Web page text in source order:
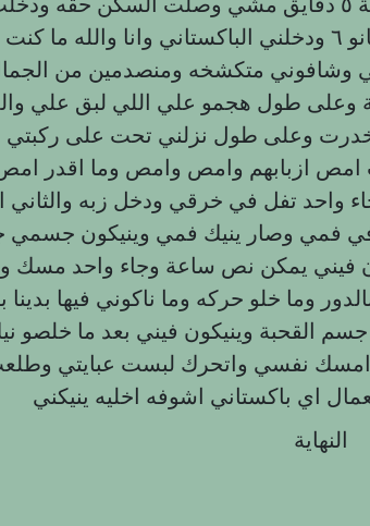
حقته والا واحصل فيه باكستانية قاعدين كانو ٦ ودخلني الباكستاني وانا
وشافوني متكشخه ومنصدمين من
وعلى طول هجمو علي اللي لبق علي
وعلى طول نزلني تحت على ركبتي
امص ازبابهم وامص وامص وما اقدر امص
واحد تفل في خرقي ودخل زبه والثاني
فمي وصار ينيك فمي وينيكون
فيني يمكن نص ساعة وجاء واحد مسك
اربع ساعات ٧ ازباب في جسم القحبة وينيكون فيني بعد ما
امسك نفسي واتحرك لبست عبايتي
النهاية